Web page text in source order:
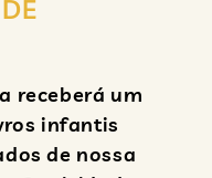
receberá um
infantis
de nossa